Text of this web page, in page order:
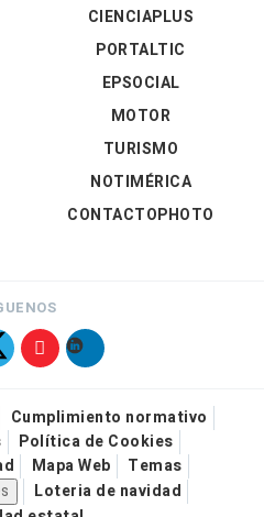
CIENCIAPLUS
PORTALTIC
EPSOCIAL
MOTOR
TURISMO
NOTIMÉRICA
CONTACTOPHOTO
Cumplimiento normativo
Política de Cookies
Mapa Web
Temas
Loteria de navidad